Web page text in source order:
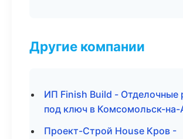
Другие компании
ИП Finish Build - Отделочные
под ключ в Комсомольск-
Проект-Строй House Кров -